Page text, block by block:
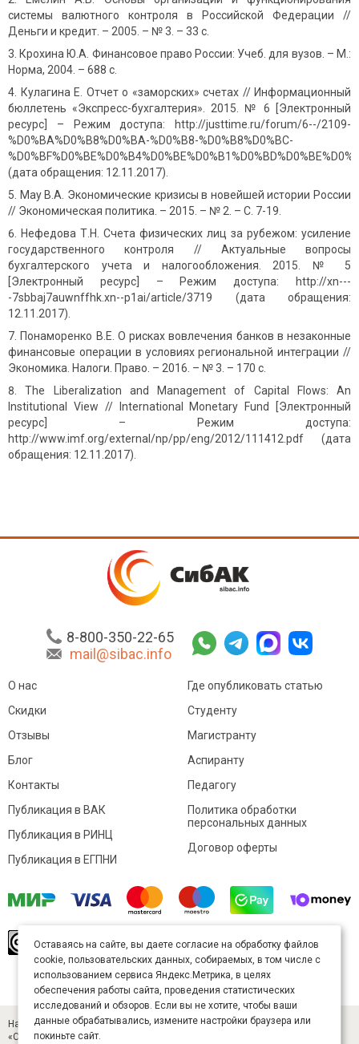
системы валютного контроля в Российской Федерации //
Деньги и кредит. – 2005. – № 3. – 33 с.
Крохина Ю.А. Финансовое право России: Учеб. для вузов. – М.:
Норма, 2004. – 688 с.
Кулагина Е. Отчет о «заморских» счетах // Информационный
бюллетень «Экспресс-бухгалтерия». 2015. № 6 [Электронный
ресурс] – Режим доступа: http://justtime.ru/forum/6--/2109-
%D0%BA%D0%B8%D0%BA-%D0%B8-%D0%B8%D0%BC-
(дата обращения: 12.11.2017).
Мау В.А. Экономические кризисы в новейшей истории России
// Экономическая политика. – 2015. – № 2. – С. 7-19.
Нефедова Т.Н. Счета физических лиц за рубежом: усиление
государственного контроля // Актуальные вопросы
бухгалтерского учета и налогообложения. 2015. № 5
[Электронный ресурс] – Режим доступа: http://xn---
-7sbbaj7auwnffhk.xn--p1ai/article/3719 (дата обращения:
12.11.2017).
Понаморенко В.Е. О рисках вовлечения банков в незаконные
финансовые операции в условиях региональной интеграции //
Экономика. Налоги. Право. – 2016. – № 3. – 170 с.
The Liberalization and Management of Capital Flows: An
Institutional View // International Monetary Fund [Электронный
ресурс] – Режим доступа:
http://www.imf.org/external/np/pp/eng/2012/111412.pdf (дата
обращения: 12.11.2017).
8-800-350-22-65
mail@sibac.info
О нас
Скидки
Отзывы
Блог
Контакты
Где опубликовать статью
Студенту
Магистранту
Аспиранту
Педагогу
Публикация в ВАК
Публикация в РИНЦ
Публикация в ЕГПНИ
Политика обработки
персональных данных
Договор оферты
произведение доступно полицензии Creative
Commons «Attribution» («Атрибуция») 4.0
Непортированная.
Карта сайта
Научный журнал «Студенческий» (ISSN 2541-9412). Издатель — ООО
«СибАК» (ИНН 5402054157). Размещается в Научной электронной
Оставаясь на сайте, вы даете согласие на обработку файлов
cookie, пользовательских данных, собираемых, в том числе с
использованием сервиса Яндекс.Метрика, в целях
обеспечения работы сайта, проведения статистических
исследований и обзоров. Если вы не хотите, чтобы ваши
данные обрабатывались, измените настройки браузера или
покиньте сайт.